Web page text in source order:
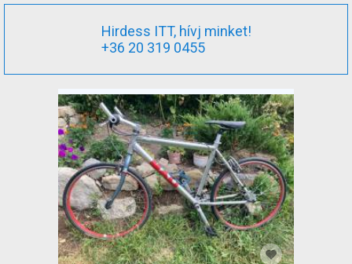
Hirdess ITT, hívj minket!
+36 20 319 0455